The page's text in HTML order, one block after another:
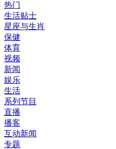
热门
生活贴士
星座与生肖
保健
体育
视频
新闻
娱乐
生活
系列节目
直播
播客
互动新闻
专题